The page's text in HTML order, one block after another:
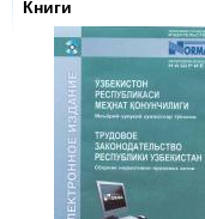
Книги